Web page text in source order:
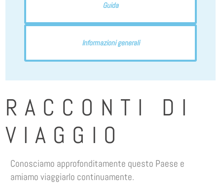
Guida
Informazioni generali
RACCONTI DI
VIAGGIO
Conosciamo approfonditamente questo Paese e
amiamo viaggiarlo continuamente.